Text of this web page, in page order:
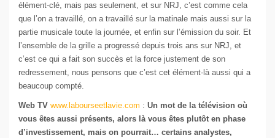
élément-clé, mais pas seulement, et sur NRJ, c’est comme cela
que l’on a travaillé, on a travaillé sur la matinale mais aussi sur la
partie musicale toute la journée, et enfin sur l’émission du soir. Et
l’ensemble de la grille a progressé depuis trois ans sur NRJ, et
c’est ce qui a fait son succès et la force justement de son
redressement, nous pensons que c’est cet élément-là aussi qui a
beaucoup compté.
Web TV www.labourseetlavie.com : Un mot de la télévision où
vous êtes aussi présents, alors là vous êtes plutôt en phase
d’investissement, mais on pourrait… certains analystes,